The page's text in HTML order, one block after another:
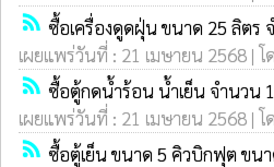
rss_feed ซื้อเครื่องดูดฝุ่น ขนาด 25 ลิตร จ
เผยแพร่วันที่ : 21 เมษายน 2568 |
rss_feed ซื้อตู้กดน้ำร้อน น้ำเย็น จำนวน 1
เผยแพร่วันที่ : 21 เมษายน 2568 |
rss_feed ซื้อตู้เย็น ขนาด 5 คิวบิกฟุต ขนา